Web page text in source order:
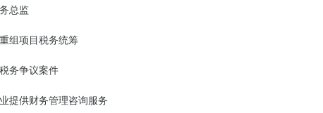
总监
组项目税务统筹
务争议案件
提供财务管理咨询服务